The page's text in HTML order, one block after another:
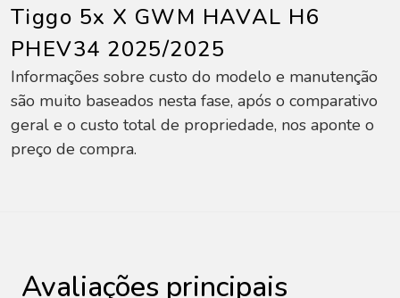
Tiggo 5x X GWM HAVAL H6
PHEV34 2025/2025
Informações sobre custo do modelo e manutenção
são muito baseados nesta fase, após o comparativo
geral e o custo total de propriedade, nos aponte o
preço de compra.
Avaliações principais